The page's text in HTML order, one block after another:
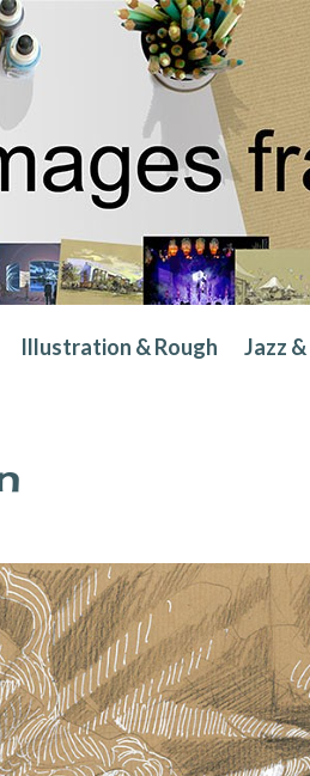
Illustration & Rough Jazz &